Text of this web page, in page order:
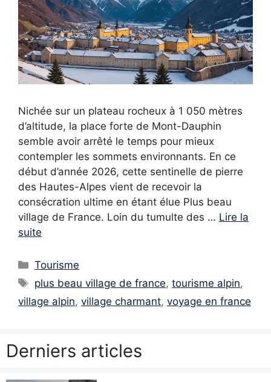
Nichée sur un plateau rocheux à 1 050 mètres
d’altitude, la place forte de Mont-Dauphin
semble avoir arrêté le temps pour mieux
contempler les sommets environnants. En ce
début d’année 2026, cette sentinelle de pierre
des Hautes-Alpes vient de recevoir la
consécration ultime en étant élue Plus beau
village de France. Loin du tumulte des … Lire la
suite
Catégories
Tourisme
Étiquettes
plus beau village de france,tourisme alpin,
village alpin, village charmant, voyage en france
Derniers articles